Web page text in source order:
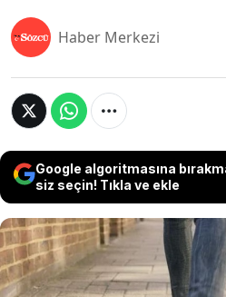
Haber Merkezi
Google algoritmasına
siz seçin! Tıkla ve ekle